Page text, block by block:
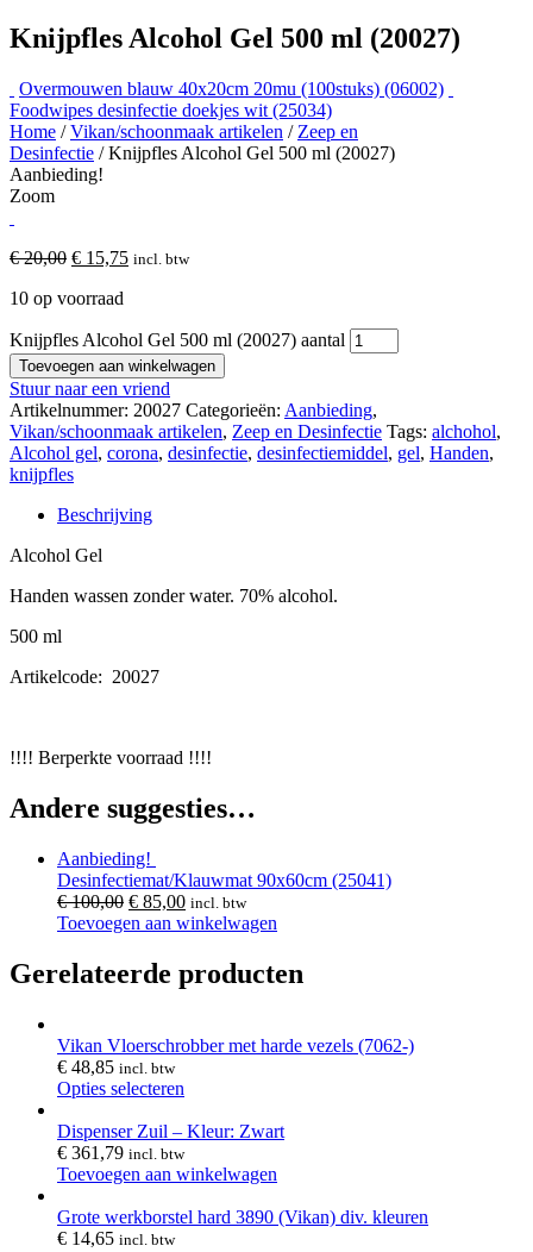
Knijpfles Alcohol Gel 500 ml (20027)
Overmouwen blauw 40x20cm 20mu (100stuks) (06002)
Foodwipes desinfectie doekjes wit (25034)
Home /Vikan/schoonmaak artikelen / Zeep en
Desinfectie / Knijpfles Alcohol Gel 500 ml (20027)
Aanbieding!
Zoom
€20,00 € 15,75 incl. btw
10 op voorraad
Knijpfles Alcohol Gel 500 ml (20027) aantal
Toevoegen aan winkelwagen
Stuur naar een vriend
Artikelnummer: 20027 Categorieën: Aanbieding,
Vikan/schoonmaak artikelen, Zeep en Desinfectie Tags: alchohol,
Alcohol gel, corona, desinfectie, desinfectiemiddel, gel, Handen,
knijpfles
Beschrijving
Alcohol Gel
Handen wassen zonder water. 70% alcohol.
500 ml
Artikelcode: 20027
!!!! Berperkte voorraad !!!!
Andere suggesties…
Aanbieding!
Desinfectiemat/Klauwmat 90x60cm (25041)
€100,00 € 85,00 incl. btw
Toevoegen aan winkelwagen
Gerelateerde producten
Vikan Vloerschrobber met harde vezels (7062-)
€ 48,85 incl. btw
Opties selecteren
Dispenser Zuil – Kleur: Zwart
€ 361,79 incl. btw
Toevoegen aan winkelwagen
Grote werkborstel hard 3890 (Vikan) div. kleuren
€ 14,65 incl. btw